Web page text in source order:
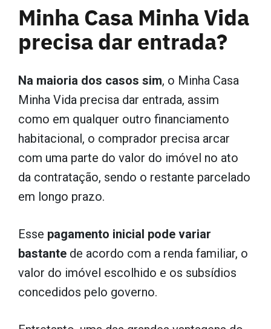
Minha Casa Minha Vida
precisa dar entrada?
Na maioria dos casos sim, o Minha Casa
Minha Vida precisa dar entrada, assim
como em qualquer outro financiamento
habitacional, o comprador precisa arcar
com uma parte do valor do imóvel no ato
da contratação, sendo o restante parcelado
em longo prazo.
Esse pagamento inicial pode variar
bastante de acordo com a renda familiar, o
valor do imóvel escolhido e os subsídios
concedidos pelo governo.